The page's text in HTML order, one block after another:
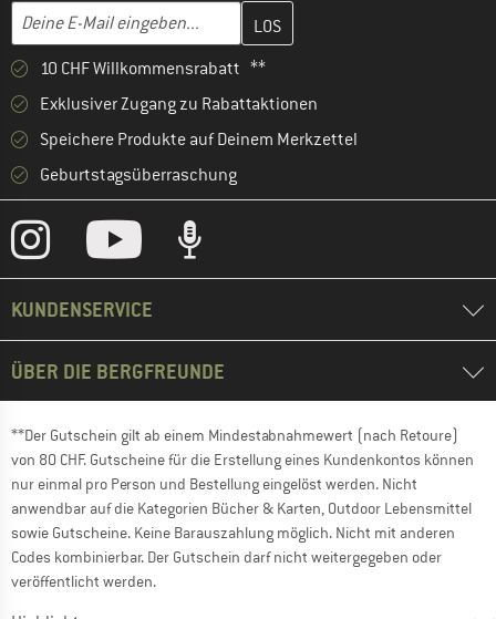
E-Mail-Adresse
Gib hier deine E-Mail-Adresse ein und erstelle im nächsten
10 CHF Willkommensrabatt **
Exklusiver Zugang zu Rabattaktionen
Speichere Produkte auf Deinem Merkzettel
Geburtstagsüberraschung
KUNDENSERVICE
ÜBER DIE BERGFREUNDE
**Der Gutschein gilt ab einem Mindestabnahmewert (nach Retoure)
von 80 CHF. Gutscheine für die Erstellung eines Kundenkontos können
nur einmal pro Person und Bestellung eingelöst werden. Nicht
anwendbar auf die Kategorien Bücher & Karten, Outdoor Lebensmittel
sowie Gutscheine. Keine Barauszahlung möglich. Nicht mit anderen
Codes kombinierbar. Der Gutschein darf nicht weitergegeben oder
veröffentlicht werden.